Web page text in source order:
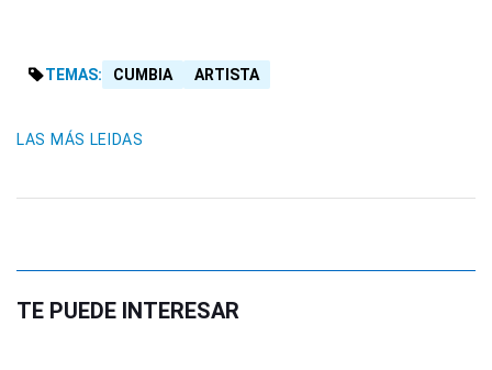
TEMAS: CUMBIA ARTISTA
LAS MÁS LEIDAS
TE PUEDE INTERESAR